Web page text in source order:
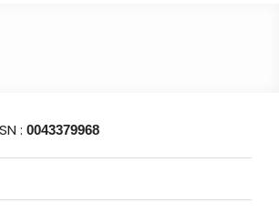
: 0043379968